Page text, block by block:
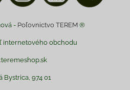
- Poľovnictvo TEREM®
internetového obchodu
Bystrica, 974 01